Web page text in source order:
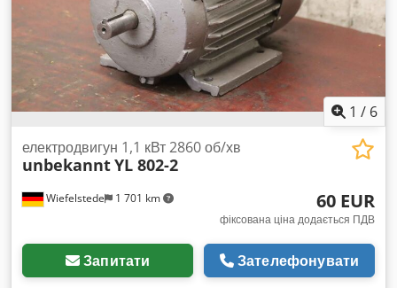
1 / 6
Wiefelstede 1 701 km
електродвигун 1,1 кВт 2860 об/хв
unbekanntYL 802-2
60 EUR
фіксована ціна додається ПДВ
Запитати Зателефонувати